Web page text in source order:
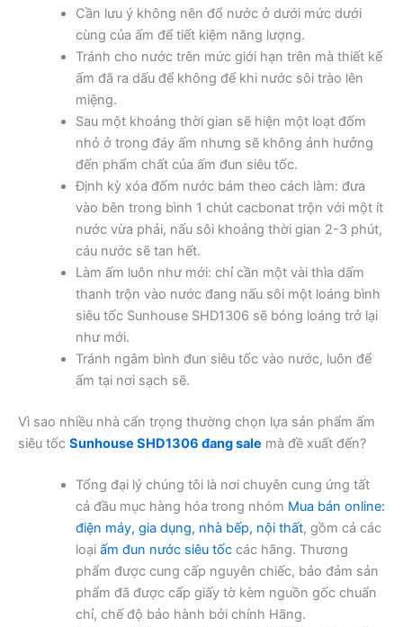
Cần lưu ý không nên đổ nước ở dưới mức dưới
cùng của ấm để tiết kiệm năng lượng.
Tránh cho nước trên mức giới hạn trên mà thiết kế
ấm đã ra dấu để không để khi nước sôi trào lên
miệng.
Sau một khoảng thời gian sẽ hiện một loạt đốm
nhỏ ở trong đáy ấm nhưng sẽ không ảnh hưởng
đến phẩm chất của ấm đun siêu tốc.
Định kỳ xóa đốm nước bám theo cách làm: đưa
vào bên trong bình 1 chút cacbonat trộn với một ít
nước vừa phải, nấu sôi khoảng thời gian 2-3 phút,
cáu nước sẽ tan hết.
Làm ấm luôn như mới: chỉ cần một vài thìa dấm
thanh trộn vào nước đang nấu sôi một loáng bình
siêu tốc Sunhouse SHD1306 sẽ bóng loáng trở lại
như mới.
Tránh ngâm bình đun siêu tốc vào nước, luôn để
ấm tại nơi sạch sẽ.
Vì sao nhiều nhà cẩn trọng thường chọn lựa sản phẩm ấm
siêu tốc Sunhouse SHD1306 đang sale mà đề xuất đến?
Tổng đại lý chúng tôi là nơi chuyên cung ứng tất
cả đầu mục hàng hóa trong nhóm Mua bán online:
điện máy, gia dụng, nhà bếp, nội thất, gồm cả các
loại ấm đun nước siêu tốccác hãng. Thương
phẩm được cung cấp nguyên chiếc, bảo đảm sản
phẩm đã được cấp giấy tờ kèm nguồn gốc chuẩn
chỉ, chế độ bảo hành bởi chính Hãng.